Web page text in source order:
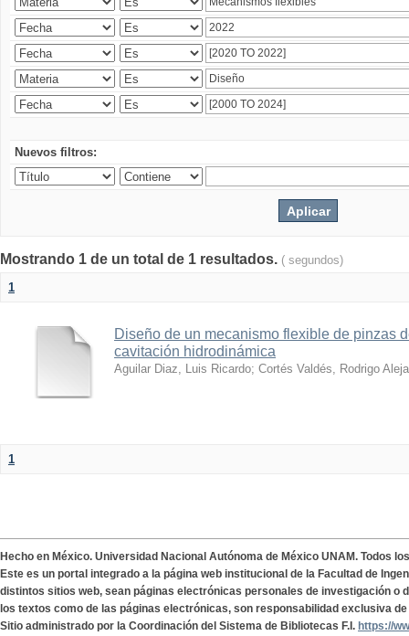
Nuevos filtros:
Mostrando 1 de un total de 1 resultados. ( segundos)
1
Diseño de un mecanismo flexible de pinzas
cavitación hidrodinámica
Aguilar Diaz, Luis Ricardo; Cortés Valdés, Rodrigo
1
Hecho en México. Universidad Nacional Autónoma de México UNAM. Todos
Este es un portal integrado a la página web institucional de la Facultad de
distintos sitios web, sean páginas electrónicas personales de investigación o
los textos como de las páginas electrónicas, son responsabilidad exclusiva
Sitio administrado por la Coordinación del Sistema de Bibliotecas F.I. https://